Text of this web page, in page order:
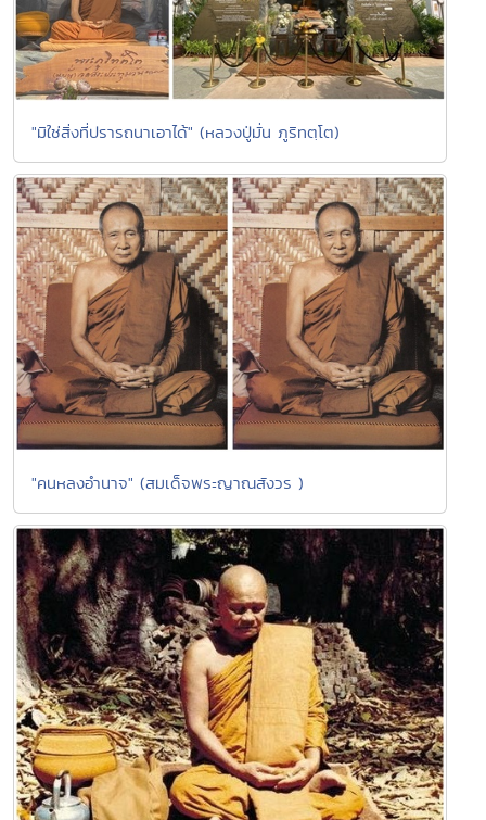
"มิใช่สิ่งที่ปรารถนาเอาได้" (หลวงปู่มั่น ภูริทตฺโต)
"คนหลงอำนาจ" (สมเด็จพระญาณสังวร )